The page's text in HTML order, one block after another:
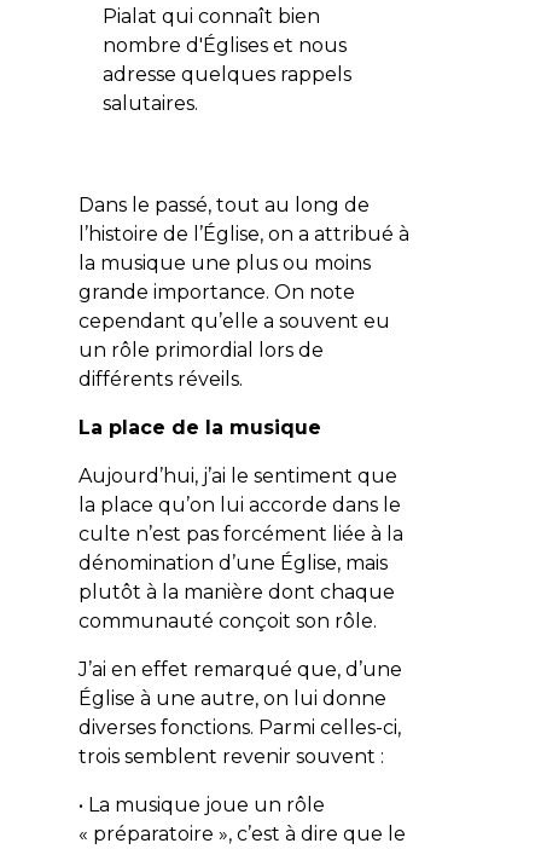
Pialat qui connaît bien
nombre d'Églises et nous
adresse quelques rappels
salutaires.
Dans le passé, tout au long de
l’histoire de l’Église, on a attribué à
la musique une plus ou moins
grande importance. On note
cependant qu’elle a souvent eu
un rôle primordial lors de
différents réveils.
La place de la musique
Aujourd’hui, j’ai le sentiment que
la place qu’on lui accorde dans le
culte n’est pas forcément liée à la
dénomination d’une Église, mais
plutôt à la manière dont chaque
communauté conçoit son rôle.
J’ai en effet remarqué que, d’une
Église à une autre, on lui donne
diverses fonctions. Parmi celles-ci,
trois semblent revenir souvent :
• La musique joue un rôle
« préparatoire », c’est à dire que le